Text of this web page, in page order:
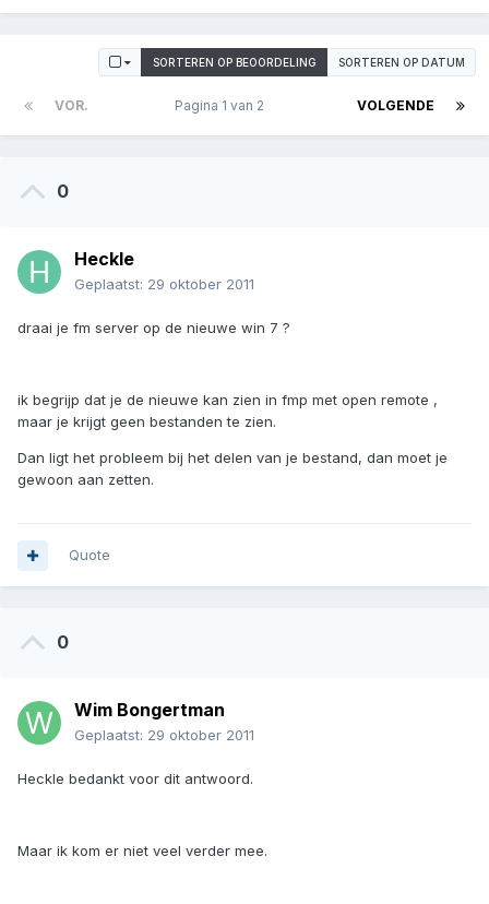
SORTEREN OP BEOORDELING SORTEREN OP DATUM
VOR. VOLGENDE
Pagina 1 van 2
0
Heckle
Geplaatst: 29 oktober 2011
draai je fm server op de nieuwe win 7 ?
ik begrijp dat je de nieuwe kan zien in fmp met open remote ,
maar je krijgt geen bestanden te zien.
Dan ligt het probleem bij het delen van je bestand, dan moet je
gewoon aan zetten.
Quote
0
Wim Bongertman
Geplaatst: 29 oktober 2011
Heckle bedankt voor dit antwoord.
Maar ik kom er niet veel verder mee.